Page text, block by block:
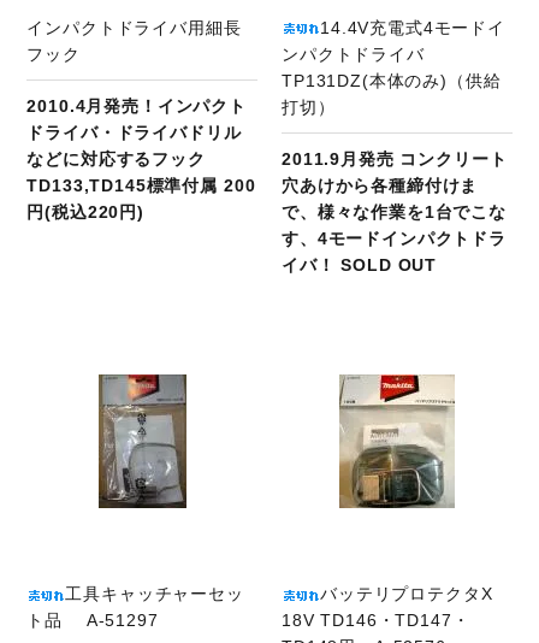
インパクトドライバ用細長
フック
2010.4月発売！インパクト
ドライバ・ドライバドリル
などに対応するフック
TD133,TD145標準付属 200
円(税込220円)
14.4V充電式4モードイ
ンパクトドライバ
TP131DZ(本体のみ)（供給
打切）
2011.9月発売 コンクリート
穴あけから各種締付けま
で、様々な作業を1台でこな
す、4モードインパクトドラ
イバ！ SOLD OUT
工具キャッチャーセッ
ト品 A-51297
バッテリプロテクタX
18V TD146・TD147・